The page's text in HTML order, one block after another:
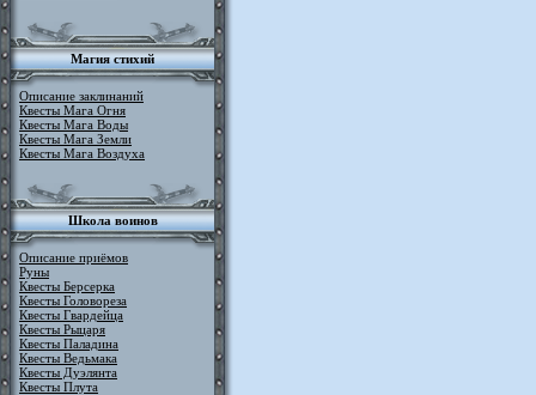
Магия стихий
Описание заклинаний
Квесты Мага Огня
Квесты Мага Воды
Квесты Мага Земли
Квесты Мага Воздуха
Школа воинов
Описание приёмов
Руны
Квесты Берсерка
Квесты Головореза
Квесты Гвардейца
Квесты Рыцаря
Квесты Паладина
Квесты Ведьмака
Квесты Дуэлянта
Квесты Плута